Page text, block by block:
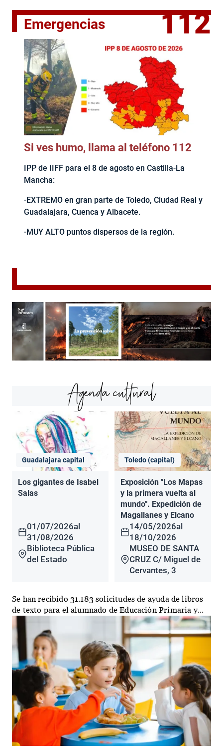
Emergencias 112
Si ves humo, llama al teléfono 112
IPP de IIFF para el 8 de agosto en Castilla-La
Mancha:
-EXTREMO en gran parte de Toledo, Ciudad Real y
Guadalajara, Cuenca y Albacete.
-MUY ALTO puntos dispersos de la región.
Agenda cultural
Guadalajara capital
Los gigantes de Isabel
Salas
01/07/2026al
31/08/2026
Biblioteca Pública
del Estado
Toledo (capital)
Exposición "Los Mapas
y la primera vuelta al
mundo". Expedición de
Magallanes y Elcano
14/05/2026al
18/10/2026
MUSEO DE SANTA
CRUZ C/ Miguel de
Cervantes, 3
Se han recibido 31.183 solicitudes de ayuda de libros
de texto para el alumnado de Educación Primaria y...